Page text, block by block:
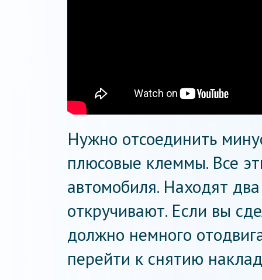
Нужно отсоединить
плюсовые клеммы. Все
автомобиля. Находят
откручивают. Если вы
должно немного
перейти к снятию